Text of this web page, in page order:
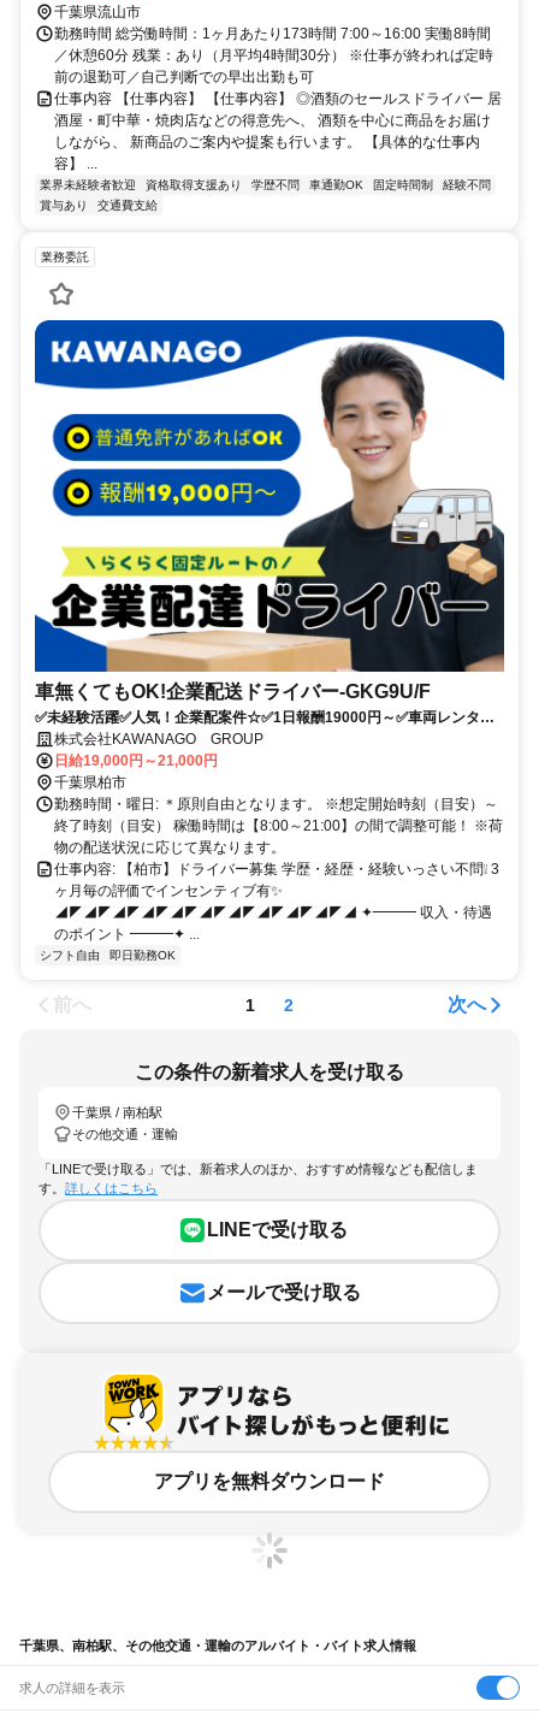
千葉県流山市
勤務時間 総労働時間：1ヶ月あたり173時間 7:00～16:00 実働8時間
／休憩60分 残業：あり（月平均4時間30分） ※仕事が終われば定時
前の退勤可／自己判断での早出出勤も可
仕事内容 【仕事内容】 【仕事内容】 ◎酒類のセールスドライバー 居
酒屋・町中華・焼肉店などの得意先へ、 酒類を中心に商品をお届け
しながら、 新商品のご案内や提案も行います。 【具体的な仕事内
容】 ...
業界未経験者歓迎 資格取得支援あり 学歴不問 車通勤OK 固定時間制
経験不問
賞与あり
交通費支給
業務委託
車無くてもOK!企業配送ドライバー-GKG9U/F
✅未経験活躍✅人気！企業配案件☆✅1日報酬19000円～✅車両レンタル
ありですぐにスタート✅即日稼働ご相談ください！
株式会社KAWANAGO GROUP
日給19,000円～21,000円
千葉県柏市
勤務時間・曜日: ＊原則自由となります。 ※想定開始時刻（目安）～
終了時刻（目安） 稼働時間は【8:00～21:00】の間で調整可能！ ※荷
物の配送状況に応じて異なります。
仕事内容: 【柏市】ドライバー募集 学歴・経歴・経験いっさい不問❕ 3
ヶ月毎の評価でインセンティブ有✨
◢◤◢◤◢◤◢◤◢◤◢◤◢◤◢◤◢◤◢◤◢ ✦━━━ 収入・待遇
のポイント ━━━✦ ...
シフト自由 即日勤務OK
前へ 1 2 次へ
この条件の新着求人を受け取る
千葉県 / 南柏駅
その他交通・運輸
「LINEで受け取る」では、新着求人のほか、おすすめ情報なども配信しま
す。 詳しくはこちら
LINEで受け取る
メールで受け取る
アプリを無料ダウンロード
千葉県、南柏駅、その他交通・運輸のアルバイト・バイト求人情報
求人の詳細を表示